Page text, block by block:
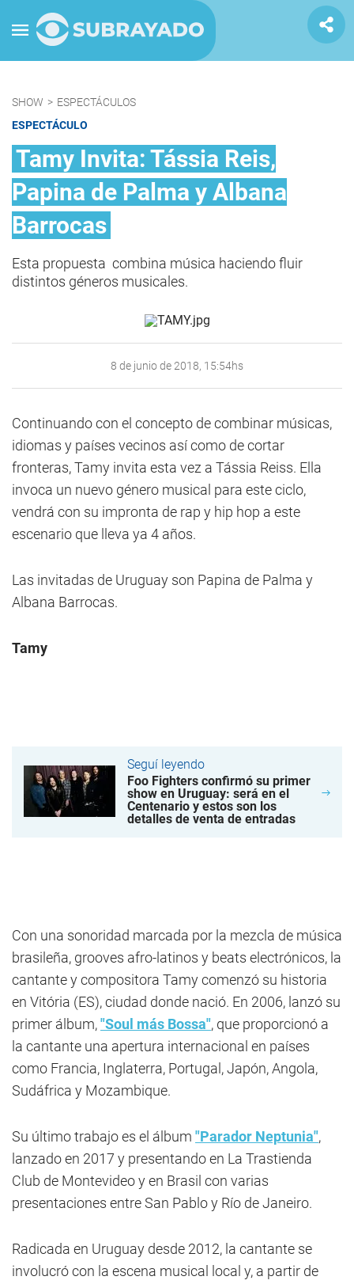
SHOW > ESPECTÁCULOS
ESPECTÁCULO
Tamy Invita: Tássia Reis,
Papina de Palma y Albana
Barrocas
Esta propuesta combina música haciendo fluir
distintos géneros musicales.
8 de junio de 2018, 15:54hs
Continuando con el concepto de combinar músicas,
idiomas y países vecinos así como de cortar
fronteras, Tamy invita esta vez a Tássia Reiss. Ella
invoca un nuevo género musical para este ciclo,
vendrá con su impronta de rap y hip hop a este
escenario que lleva ya 4 años.
Las invitadas de Uruguay son Papina de Palma y
Albana Barrocas.
Tamy
Seguí leyendo
Foo Fighters confirmó su primer
show en Uruguay: será en el
Centenario y estos son los
detalles de venta de entradas
Con una sonoridad marcada por la mezcla de música
brasileña, grooves afro-latinos y beats electrónicos, la
cantante y compositora Tamy comenzó su historia
en Vitória (ES), ciudad donde nació. En 2006, lanzó su
primer álbum,"Soul más Bossa", que proporcionó a
la cantante una apertura internacional en países
como Francia, Inglaterra, Portugal, Japón, Angola,
Sudáfrica y Mozambique.
Su último trabajo es el álbum "Parador Neptunia",
lanzado en 2017 y presentando en La Trastienda
Club de Montevideo y en Brasil con varias
presentaciones entre San Pablo y Río de Janeiro.
Radicada en Uruguay desde 2012, la cantante se
involucró con la escena musical local y, a partir de